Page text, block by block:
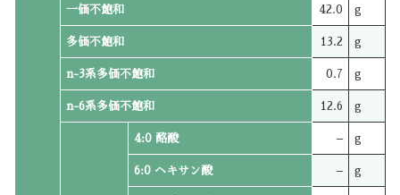
一価不飽和 42.0 g
多価不飽和 13.2 g
n-3系多価不飽和 0.7 g
n-6系多価不飽和 12.6 g
4:0 酪酸 – g
6:0 ヘキサン酸 – g